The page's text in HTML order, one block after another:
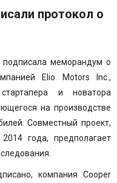
протокол о
подписала меморандум о
Elio Motors Inc.,
и новатора
на производстве
Совместный проект,
года, предполагает
компания Cooper